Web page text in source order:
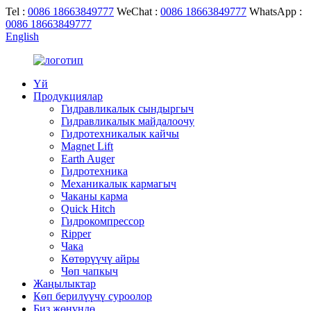
Tel : 0086 18663849777 WeChat : 0086 18663849777 WhatsApp :
0086 18663849777
English
Үй
Продукциялар
Гидравликалык сындыргыч
Гидравликалык майдалоочу
Гидротехникалык кайчы
Magnet Lift
Earth Auger
Гидротехника
Механикалык кармагыч
Чаканы карма
Quick Hitch
Гидрокомпрессор
Ripper
Чака
Көтөрүүчү айры
Чөп чапкыч
Жаңылыктар
Көп берилүүчү суроолор
Биз жөнүндө